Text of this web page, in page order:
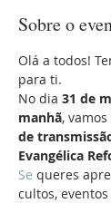
Sobre o
Olá a todos!
para ti.
No dia 31 de
manhã,
de
Evangélica
Se queres
cultos,